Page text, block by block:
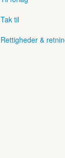
Tak til
Rettigheder &